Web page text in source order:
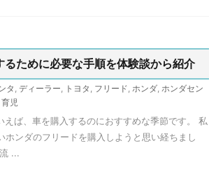
ために必要な手順を体験談から紹介
タ ディーラー トヨタ フリード ホンダ ホンダセン
育児
ば、車を購入するのにおすすめな季節です。 私
ホンダのフリードを購入しようと思い経ちまし
...